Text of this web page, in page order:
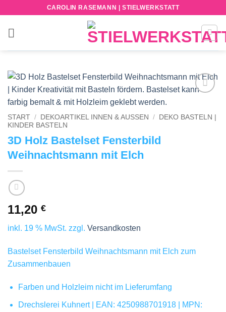
springen
CAROLIN RASEMANN | STIELWERKSTATT
START / DEKOARTIKEL INNEN & AUSSEN /
DEKO BASTELN |
KINDER BASTELN
3D Holz Bastelset Fensterbild
Weihnachtsmann mit Elch
11,20 €
inkl. 19 % MwSt. zzgl. Versandkosten
Bastelset Fensterbild Weihnachtsmann mit Elch zum
Zusammenbauen
Farben und Holzleim nicht im Lieferumfang
Drechslerei Kuhnert | EAN: 4250988701918 | MPN: